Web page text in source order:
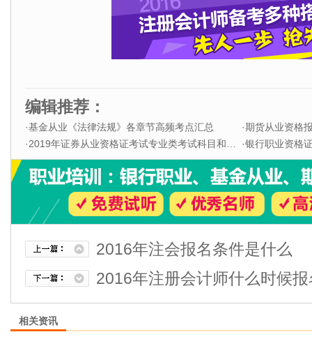
编辑推荐：
·基金从业《法律法规》各章节高频考点汇总 ·期货从业资格
·2019年证券从业资格证考试专业类考试科目和题型 ·银行职业资格证
2016年注会报名条件是什么
2016年注册会计师什么时候报
相关资讯